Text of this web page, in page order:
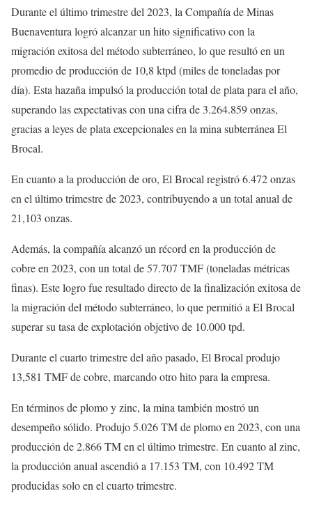
Durante el último trimestre del 2023, la Compañía de Minas
Buenaventura logró alcanzar un hito significativo con la
migración exitosa del método subterráneo, lo que resultó en un
promedio de producción de 10,8 ktpd (miles de toneladas por
día). Esta hazaña impulsó la producción total de plata para el año,
superando las expectativas con una cifra de 3.264.859 onzas,
gracias a leyes de plata excepcionales en la mina subterránea El
Brocal.
En cuanto a la producción de oro, El Brocal registró 6.472 onzas
en el último trimestre de 2023, contribuyendo a un total anual de
21,103 onzas.
Además, la compañía alcanzó un récord en la producción de
cobre en 2023, con un total de 57.707 TMF (toneladas métricas
finas). Este logro fue resultado directo de la finalización exitosa de
la migración del método subterráneo, lo que permitió a El Brocal
superar su tasa de explotación objetivo de 10.000 tpd.
Durante el cuarto trimestre del año pasado, El Brocal produjo
13,581 TMF de cobre, marcando otro hito para la empresa.
En términos de plomo y zinc, la mina también mostró un
desempeño sólido. Produjo 5.026 TM de plomo en 2023, con una
producción de 2.866 TM en el último trimestre. En cuanto al zinc,
la producción anual ascendió a 17.153 TM, con 10.492 TM
producidas solo en el cuarto trimestre.